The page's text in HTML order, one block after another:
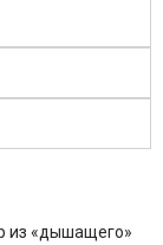
из «дышащего»